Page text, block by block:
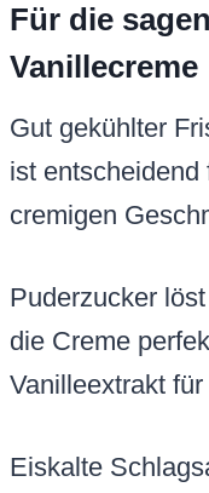
Für die
Vanillecreme
Gut gekühlter
ist entscheidend
cremigen
Puderzucker
die Creme
Vanilleextrakt
Eiskalte